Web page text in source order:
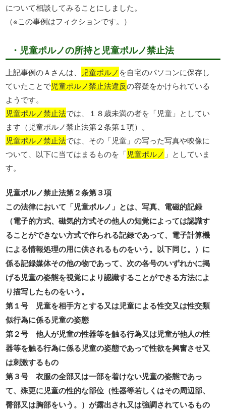
について相談してみることにしました。
（※この事例はフィクションです。）
・児童ポルノの所持と児童ポルノ禁止法
上記事例のＡさんは、 児童ポルノ を自宅のパソコンに保存し
ていたことで児童ポルノ禁止法違反の容疑をかけられている
ようです。
児童ポルノ禁止法では、１８歳未満の者を「児童」としてい
ます（児童ポルノ禁止法第２条第１項）。
児童ポルノ禁止法では、その「児童」の写った写真や映像に
ついて、以下に当てはまるものを「児童ポルノ 」としていま
す。
児童ポルノ禁止法第２条第３項
この法律において「児童ポルノ」とは、写真、電磁的記録
（電子的方式、磁気的方式その他人の知覚によっては認識す
ることができない方式で作られる記録であって、電子計算機
による情報処理の用に供されるものをいう。以下同じ。）に
係る記録媒体その他の物であって、次の各号のいずれかに掲
げる児童の姿態を視覚により認識することができる方法によ
り描写したものをいう。
第１号 児童を相手方とする又は児童による性交又は性交類
似行為に係る児童の姿態
第２号 他人が児童の性器等を触る行為又は児童が他人の性
器等を触る行為に係る児童の姿態であって性欲を興奮させ又
は刺激するもの
第３号 衣服の全部又は一部を着けない児童の姿態であっ
て、殊更に児童の性的な部位（性器等若しくはその周辺部、
臀部又は胸部をいう。）が露出され又は強調されているもの